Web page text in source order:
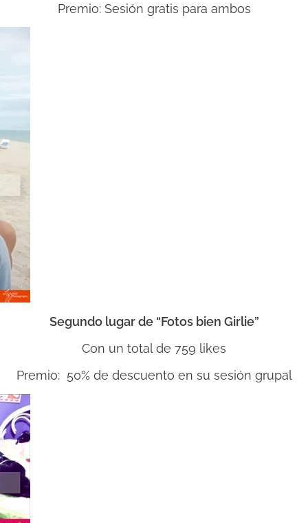
Premio: Sesión gratis para ambos
Segundo lugar de “Fotos bien Girlie”
Con un total de 759 likes
Premio: 50% de descuento en su sesión grupal